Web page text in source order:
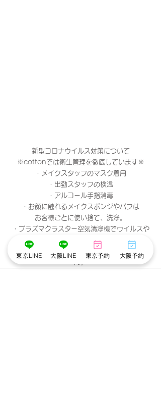
新型コロナウイルス対策について
※cottonでは衛生管理を徹底しています※
・メイクスタッフのマスク着用
・出勤スタッフの検温
・アルコール手指消毒
・お顔に触れるメイクスポンジやパフは
お客様ごとに使い捨て、洗浄。
・プラズマクラスター空気清浄機でウイルスや
菌を除去。
・貸切の個室で他のお客様との接触がありませ
東京LINE 大阪LINE 東京予約 大阪予約